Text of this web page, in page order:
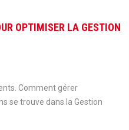
OPTIMISER LA GESTION
Comment gérer
se trouve dans la Gestion